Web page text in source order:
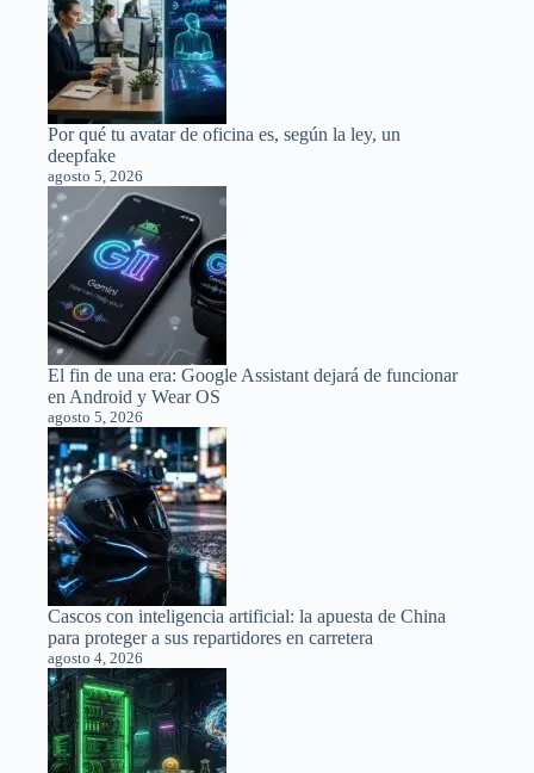
Por qué tu avatar de oficina es, según la ley, un
deepfake
agosto 5, 2026
El fin de una era: Google Assistant dejará de funcionar
en Android y Wear OS
agosto 5, 2026
Cascos con inteligencia artificial: la apuesta de China
para proteger a sus repartidores en carretera
agosto 4, 2026